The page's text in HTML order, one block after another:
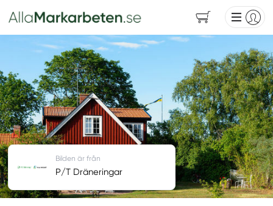
Bilden är från
P/T Dräneringar